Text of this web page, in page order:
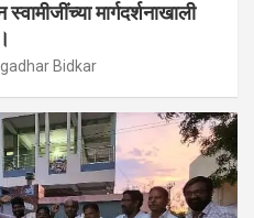
मार्गदर्शनाखाली
Bidkar